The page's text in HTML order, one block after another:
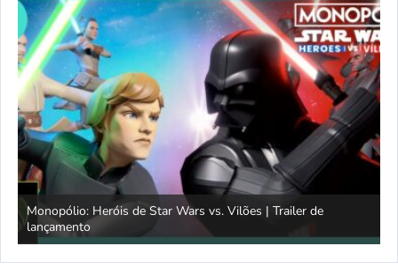
Monopólio: Heróis de Star Wars vs. Vilões | Trailer de
lançamento